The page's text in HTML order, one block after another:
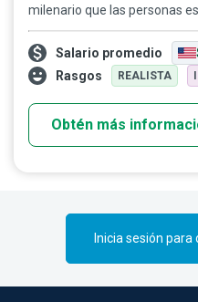
milenario que las personas
promoción de la salud se
convertir en realidad para
comunidad y más allá. Su
concientización y
en gran medida a la
leyes sanitarias que motivan
a aspirar a su versión más
Salario promedio
Rasgos
REALISTA
Obtén más
Inicia sesión